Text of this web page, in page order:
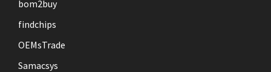
bom2buy
findchips
OEMsTrade
Samacsys